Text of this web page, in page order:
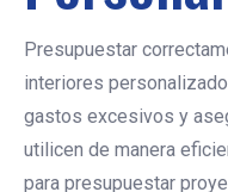
Presupuestar
interiores
gastos excesivos y
utilicen de manera
para presupuestar